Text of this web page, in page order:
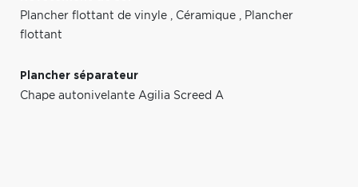
Plancher flottant de vinyle , Céramique , Plancher
flottant
Plancher séparateur
Chape autonivelante Agilia Screed A